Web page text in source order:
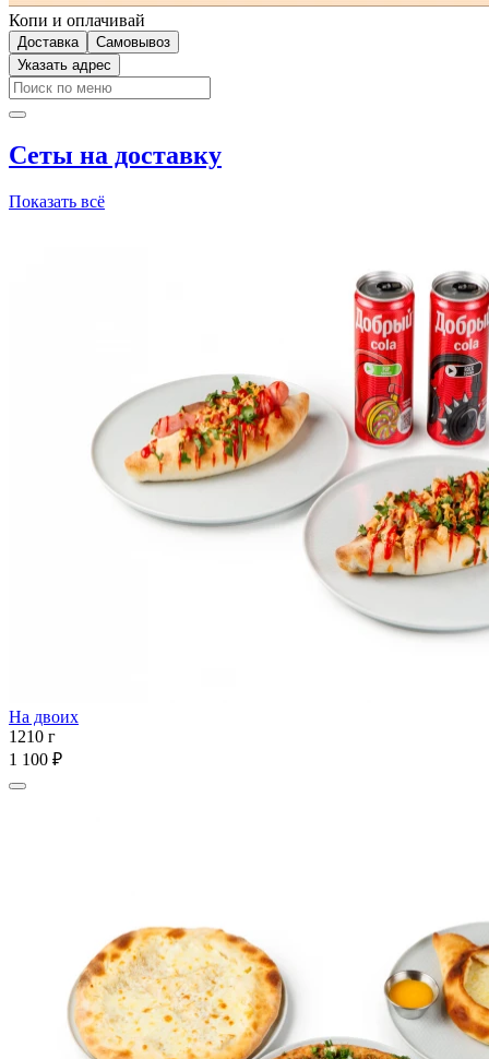
Копи и оплачивай
Доставка
Самовывоз
Указать адрес
Сеты на доставку
Показать всё
На двоих
1210 г
1 100 ₽